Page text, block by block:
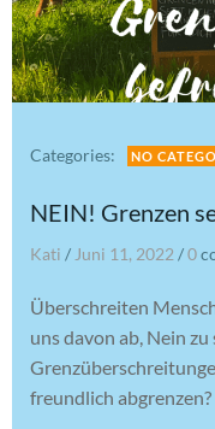
Categories: NO
NEIN! Grenzen
Kati / Juni 11, 2022 /0
Überschreiten
uns davon ab, Nein
freundlich abgrenzen?